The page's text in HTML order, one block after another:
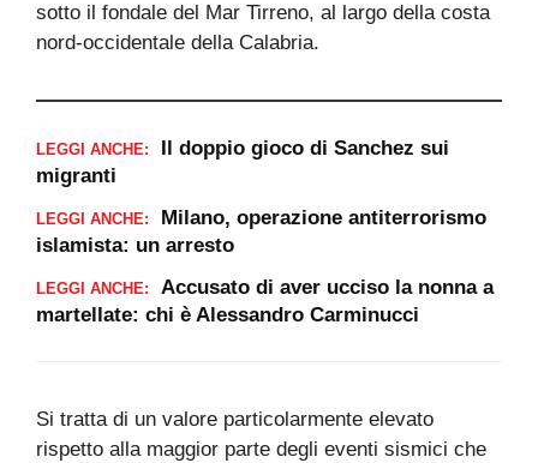
sotto il fondale del Mar Tirreno, al largo della costa
nord-occidentale della Calabria.
LEGGI ANCHE:
Il doppio gioco di Sanchez sui
migranti
LEGGI ANCHE:
Milano, operazione antiterrorismo
islamista: un arresto
LEGGI ANCHE:
Accusato di aver ucciso la nonna a
martellate: chi è Alessandro Carminucci
Si tratta di un valore particolarmente elevato
rispetto alla maggior parte degli eventi sismici che